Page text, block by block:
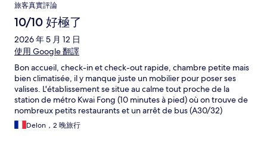
旅客真實評論
10/10 好極了
2026 年 5 月 12 日
使用 Google 翻譯
Bon accueil, check-in et check-out rapide, chambre petite mais
bien climatisée, il y manque juste un mobilier pour poser ses
valises. L'établissement se situe au calme tout proche de la
station de métro Kwai Fong (10 minutes à pied) où on trouve de
nombreux petits restaurants et un arrêt de bus (A30/32)
permettant de venir directement de l’aéroport. Idéal pour un
court séjour.
Delon，2 晚旅行